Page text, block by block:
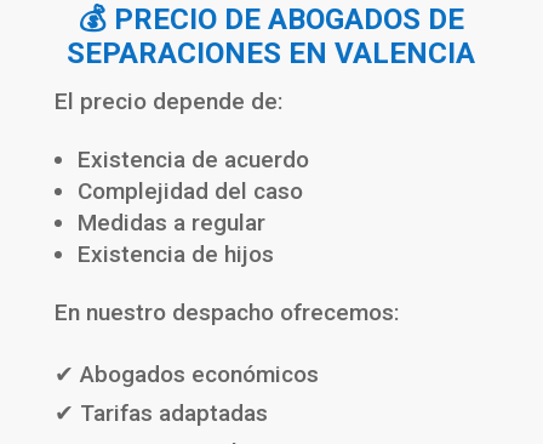
💰 PRECIO DE ABOGADOS DE
SEPARACIONES EN VALENCIA
El precio depende de:
Existencia de acuerdo
Complejidad del caso
Medidas a regular
Existencia de hijos
En nuestro despacho ofrecemos:
✔ Abogados económicos
✔ Tarifas adaptadas